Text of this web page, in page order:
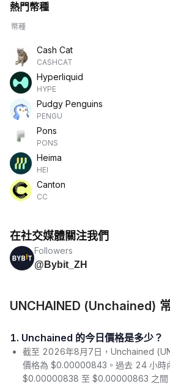
熱門幣種
幣種
Cash Cat
CASHCAT
Hyperliquid
HYPE
Pudgy Penguins
PENGU
Pons
PONS
Heima
HEI
Canton
CC
在社交媒體關注我們
Followers
@Bybit_ZH
UNCHAINED (Unchained)
1. Unchained 的今日價格是多少？
截至 2026年8月7日，Unchained
價格為 $0.00000843。過去 24 小時
$0.00000838 至 $0.00000863 之間